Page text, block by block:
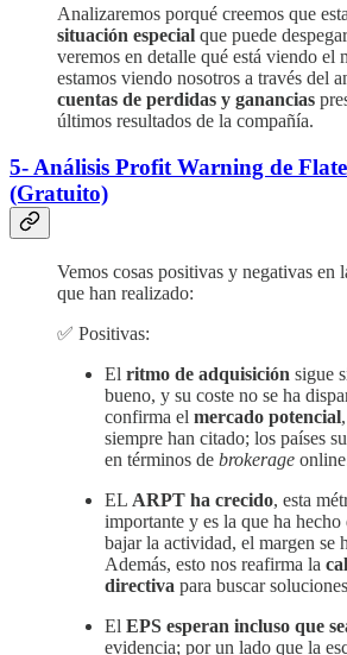
Analizaremos porqué creemos que
situación especial que puede
veremos en detalle qué está viendo el
estamos viendo nosotros a través del
cuentas de perdidas y ganancias
últimos resultados de la compañía.
5- Análisis Profit Warning de
(Gratuito)
Vemos cosas positivas y negativas en
que han realizado:
✅ Positivas:
El ritmo de adquisición sigue
bueno, y su coste no se ha
confirma el mercado potencial
siempre han citado; los países
en términos de brokerage
EL ARPT ha crecido, esta
importante y es la que ha hecho
bajar la actividad, el margen se
Además, esto nos reafirma la
directiva para buscar
El EPS esperan incluso que
evidencia; por un lado que la